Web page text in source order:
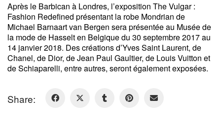
Après le Barbican à Londres, l’exposition The Vulgar :
Fashion Redefined présentant la robe Mondrian de
Michael Barnaart van Bergen sera présentée au Musée de
la mode de Hasselt en Belgique du 30 septembre 2017 au
14 janvier 2018. Des créations d’Yves Saint Laurent, de
Chanel, de Dior, de Jean Paul Gaultier, de Louis Vuitton et
de Schiaparelli, entre autres, seront également exposées.
Share: